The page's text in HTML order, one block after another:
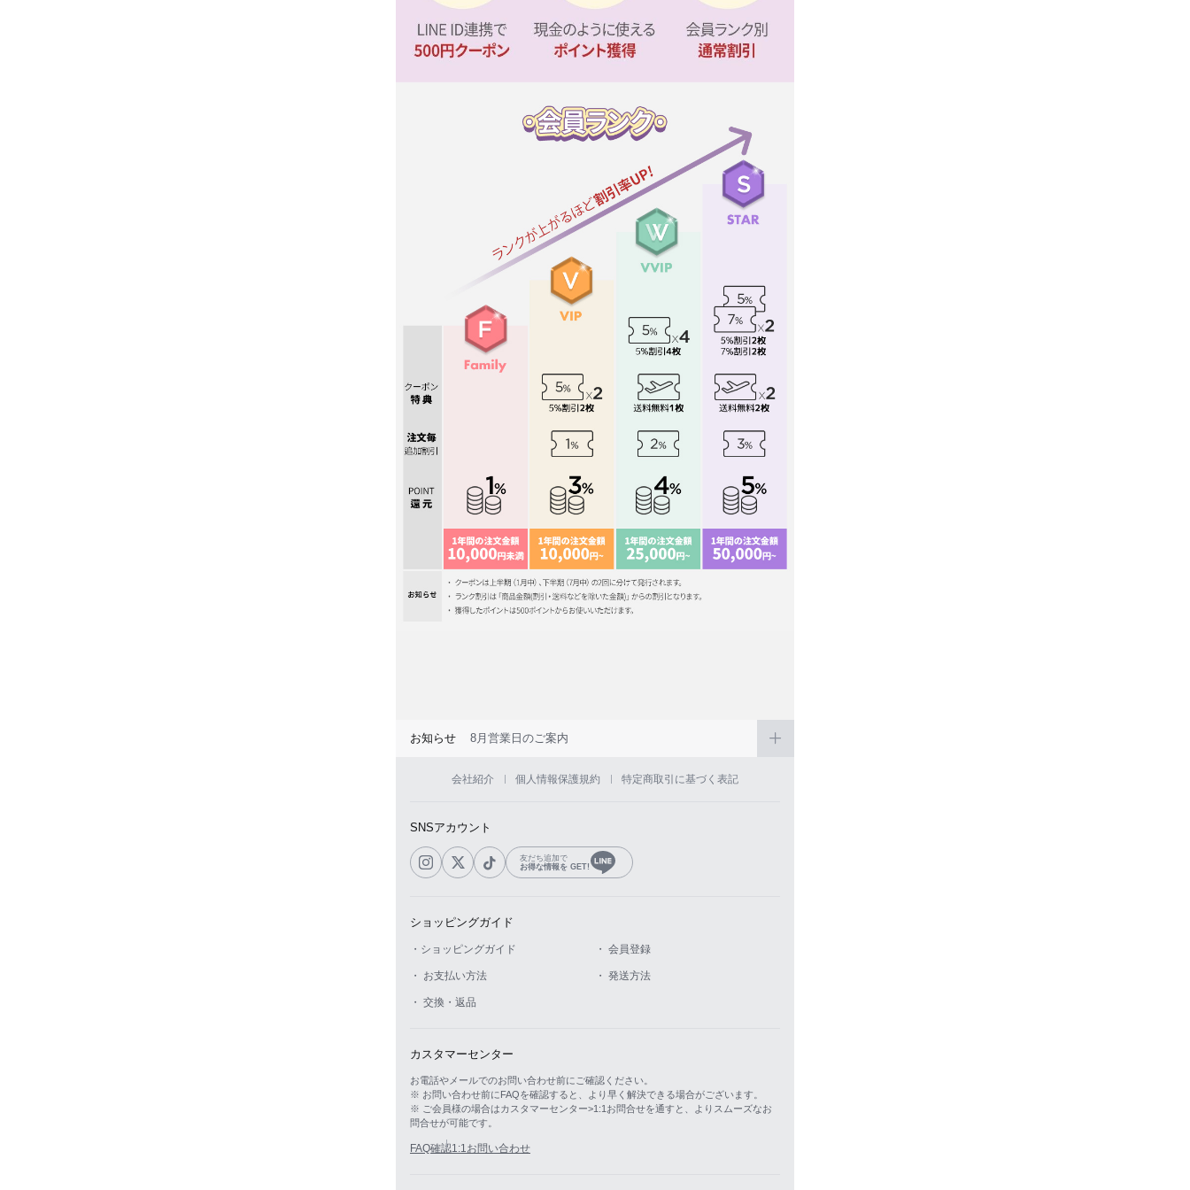
お知らせ 8月営業日のご案内
会社紹介 個人情報保護規約 特定商取引に基づく表記
SNSアカウント
友だち追加で
お得な情報を GET!
ショッピングガイド
・ショッピングガイド ・ 会員登録
・ お支払い方法 ・ 発送方法
・ 交換・返品
カスタマーセンター
お電話やメールでのお問い合わせ前にご確認ください。
※ お問い合わせ前にFAQを確認すると、より早く解決できる場合がございます。
※ ご会員様の場合はカスタマーセンター>1:1お問合せを通すと、よりスムーズなお
問合せが可能です。
FAQ確認1:1お問い合わせ